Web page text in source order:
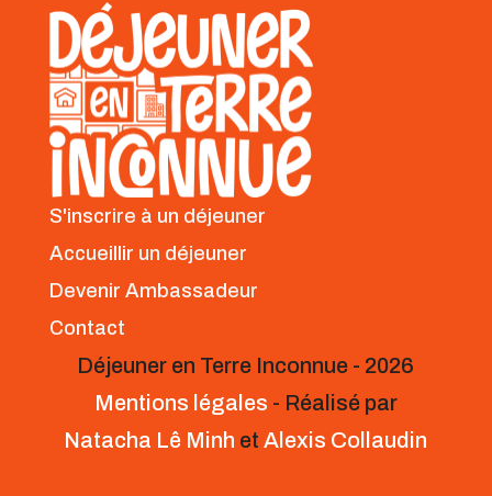
S'inscrire à un déjeuner
Accueillir un déjeuner
Devenir Ambassadeur
Contact
Déjeuner en Terre Inconnue - 2026
Mentions légales - Réalisé par
Natacha Lê Minh etAlexis Collaudin